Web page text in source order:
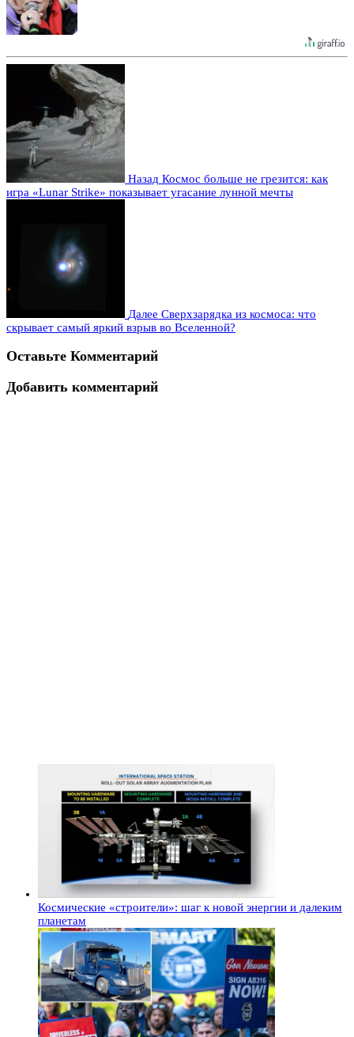
Назад Космос больше не грезится: как
игра «Lunar Strike» показывает угасание лунной мечты
Далее Сверхзарядка из космоса: что
скрывает самый яркий взрыв во Вселенной?
Оставьте Комментарий
Добавить комментарий
Космические «строители»: шаг к новой энергии и далеким
планетам